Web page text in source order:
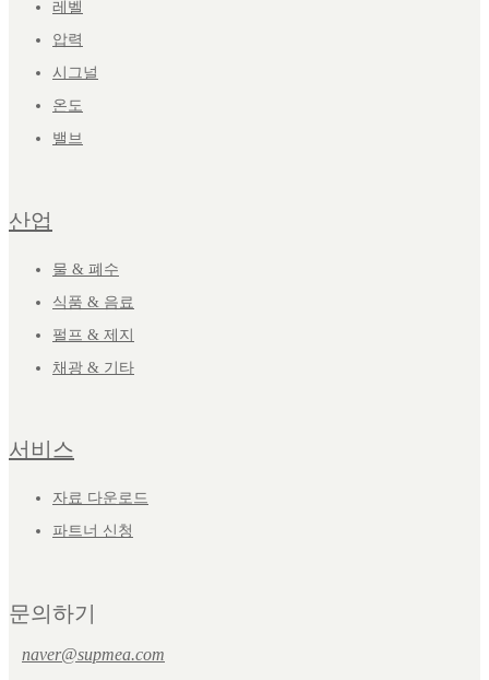
레벨
압력
시그널
온도
밸브
산업
물 & 폐수
식품 & 음료
펄프 & 제지
채광 & 기타
서비스
자료 다운로드
파트너 신청
문의하기
naver@supmea.com